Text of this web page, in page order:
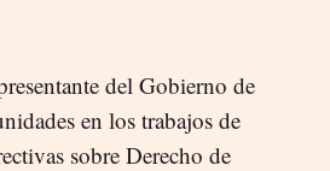
del Gobierno de
en los trabajos de
sobre Derecho de